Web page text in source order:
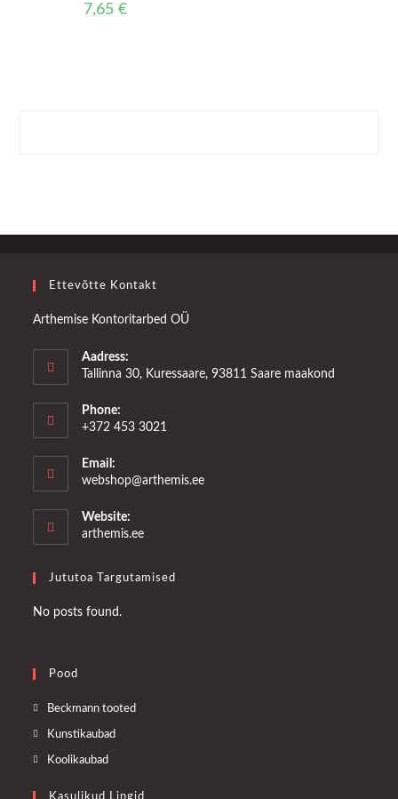
7,65 €
Ettevõtte Kontakt
Arthemise Kontoritarbed OÜ
Aadress:
Tallinna 30, Kuressaare, 93811 Saare maakond
Phone:
+372 453 3021
Email:
webshop@arthemis.eeOpens
Website:
arthemis.ee
Jututoa Targutamised
No posts found.
Pood
Beckmann tooted
tab
Kunstikaubad
Koolikaubad